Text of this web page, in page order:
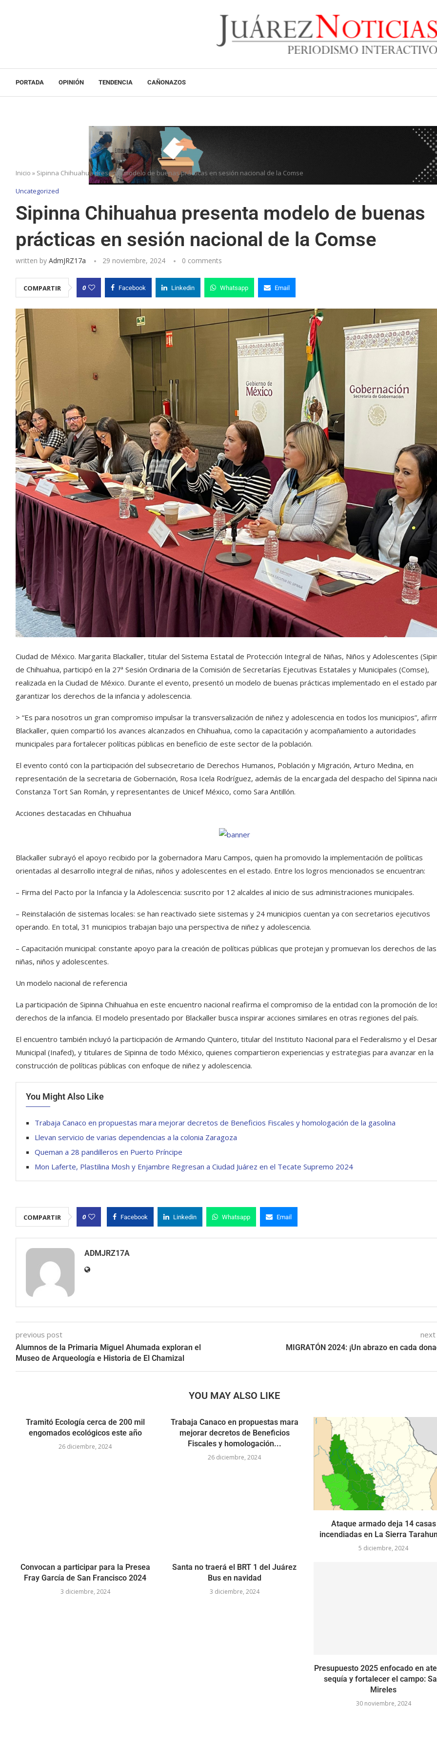
PORTADA OPINIÓN TENDENCIA CAÑONAZOS
Inicio » Sipinna Chihuahua presenta modelo de buenas prácticas en sesión nacional de la Comse
Uncategorized
Sipinna Chihuahua presenta modelo de buenas
prácticas en sesión nacional de la Comse
written by AdmJRZ17a 29 noviembre, 2024 0 comments
COMPARTIR 0 Facebook Linkedin Whatsapp Email
Ciudad de México. Margarita Blackaller, titular del Sistema Estatal de Protección Integral de Niñas, Niños y Adolescentes
de Chihuahua, participó en la 27ª Sesión Ordinaria de la Comisión de Secretarías Ejecutivas Estatales y Municipales (Comse),
realizada en la Ciudad de México. Durante el evento, presentó un modelo de buenas prácticas implementado en el estado
garantizar los derechos de la infancia y adolescencia.
> “Es para nosotros un gran compromiso impulsar la transversalización de niñez y adolescencia en todos los municipios”,
Blackaller, quien compartió los avances alcanzados en Chihuahua, como la capacitación y acompañamiento a autoridades
municipales para fortalecer políticas públicas en beneficio de este sector de la población.
El evento contó con la participación del subsecretario de Derechos Humanos, Población y Migración, Arturo Medina, en
representación de la secretaria de Gobernación, Rosa Icela Rodríguez, además de la encargada del despacho del Sipinna
Constanza Tort San Román, y representantes de Unicef México, como Sara Antillón.
Acciones destacadas en Chihuahua
Blackaller subrayó el apoyo recibido por la gobernadora Maru Campos, quien ha promovido la implementación de políticas
orientadas al desarrollo integral de niñas, niños y adolescentes en el estado. Entre los logros mencionados se encuentran:
– Firma del Pacto por la Infancia y la Adolescencia: suscrito por 12 alcaldes al inicio de sus administraciones municipales.
– Reinstalación de sistemas locales: se han reactivado siete sistemas y 24 municipios cuentan ya con secretarios ejecutivos
operando. En total, 31 municipios trabajan bajo una perspectiva de niñez y adolescencia.
– Capacitación municipal: constante apoyo para la creación de políticas públicas que protejan y promuevan los derechos de las
niñas, niños y adolescentes.
Un modelo nacional de referencia
La participación de Sipinna Chihuahua en este encuentro nacional reafirma el compromiso de la entidad con la promoción de
derechos de la infancia. El modelo presentado por Blackaller busca inspirar acciones similares en otras regiones del país.
El encuentro también incluyó la participación de Armando Quintero, titular del Instituto Nacional para el Federalismo y el
Municipal (Inafed), y titulares de Sipinna de todo México, quienes compartieron experiencias y estrategias para avanzar en la
construcción de políticas públicas con enfoque de niñez y adolescencia.
You Might Also Like
Trabaja Canaco en propuestas mara mejorar decretos de Beneficios Fiscales y homologación de la gasolina
Llevan servicio de varias dependencias a la colonia Zaragoza
Queman a 28 pandilleros en Puerto Príncipe
Mon Laferte, Plastilina Mosh y Enjambre Regresan a Ciudad Juárez en el Tecate Supremo 2024
COMPARTIR 0 Facebook Linkedin Whatsapp Email
ADMJRZ17A
previous post
Alumnos de la Primaria Miguel Ahumada exploran el
Museo de Arqueología e Historia de El Chamizal
MIGRATÓN 2024: ¡Un abrazo en cada
YOU MAY ALSO LIKE
Tramitó Ecología cerca de 200 mil
engomados ecológicos este año
26 diciembre, 2024
Trabaja Canaco en propuestas mara
mejorar decretos de Beneficios
Fiscales y homologación...
26 diciembre, 2024
Ataque armado deja 14 casas
incendiadas en La Sierra
5 diciembre, 2024
Convocan a participar para la Presea
Fray García de San Francisco 2024
3 diciembre, 2024
Santa no traerá el BRT 1 del Juárez
Bus en navidad
3 diciembre, 2024
Presupuesto 2025 enfocado en
sequía y fortalecer el campo:
Mireles
30 noviembre, 2024